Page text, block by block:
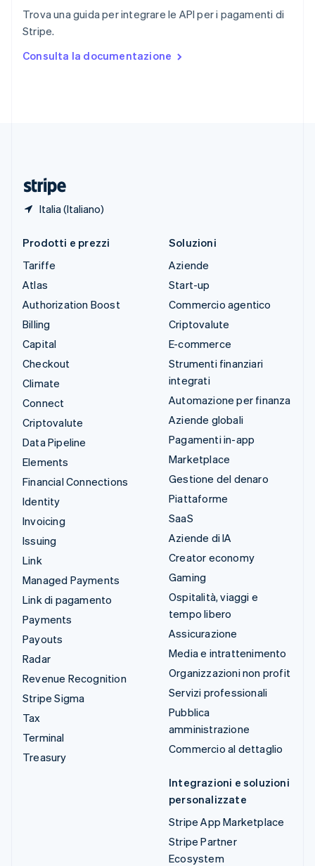
Trova una guida per integrare le API per i pagamenti di
Stripe.
Consulta la documentazione
Italia (Italiano)
Spagna
Español
English Español简体中文
Prodotti e prezzi
Tariffe
Atlas
Authorization Boost
Billing
Capital
Checkout
Climate
Connect
Criptovalute
Data Pipeline
Elements
Financial Connections
Identity
Invoicing
Issuing
Link
Managed Payments
Link di pagamento
Payments
Payouts
Radar
Revenue Recognition
Stripe Sigma
Tax
Terminal
Treasury
Soluzioni
Aziende
Start-up
Commercio agentico
Criptovalute
E-commerce
Strumenti finanziari
integrati
Automazione per finanza
Aziende globali
Pagamenti in-app
Marketplace
Gestione del denaro
Piattaforme
SaaS
Aziende di IA
Creator economy
Gaming
Ospitalità, viaggi e
tempo libero
Assicurazione
Media e intrattenimento
Organizzazioni non profit
Servizi professionali
Pubblica
amministrazione
Commercio al dettaglio
Integrazioni e soluzioni
personalizzate
Stripe App Marketplace
Stripe Partner
Ecosystem